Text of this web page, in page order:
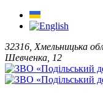
32316, Хмельницька
Шевченка, 12